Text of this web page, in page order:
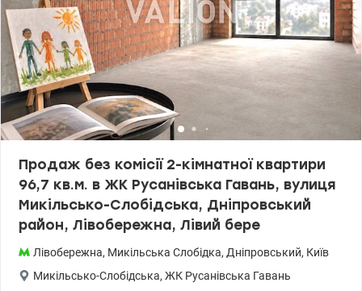
Продаж без комісії 2-кімнатної квартири
96,7 кв.м. в ЖК Русанівська Гавань, вулиця
Микільсько-Слобідська, Дніпровський
район, Лівобережна, Лівий бере
Лівобережна, Микільська Слобідка, Дніпровський, Київ
Микільсько-Слобідська, ЖК Русанівська Гавань